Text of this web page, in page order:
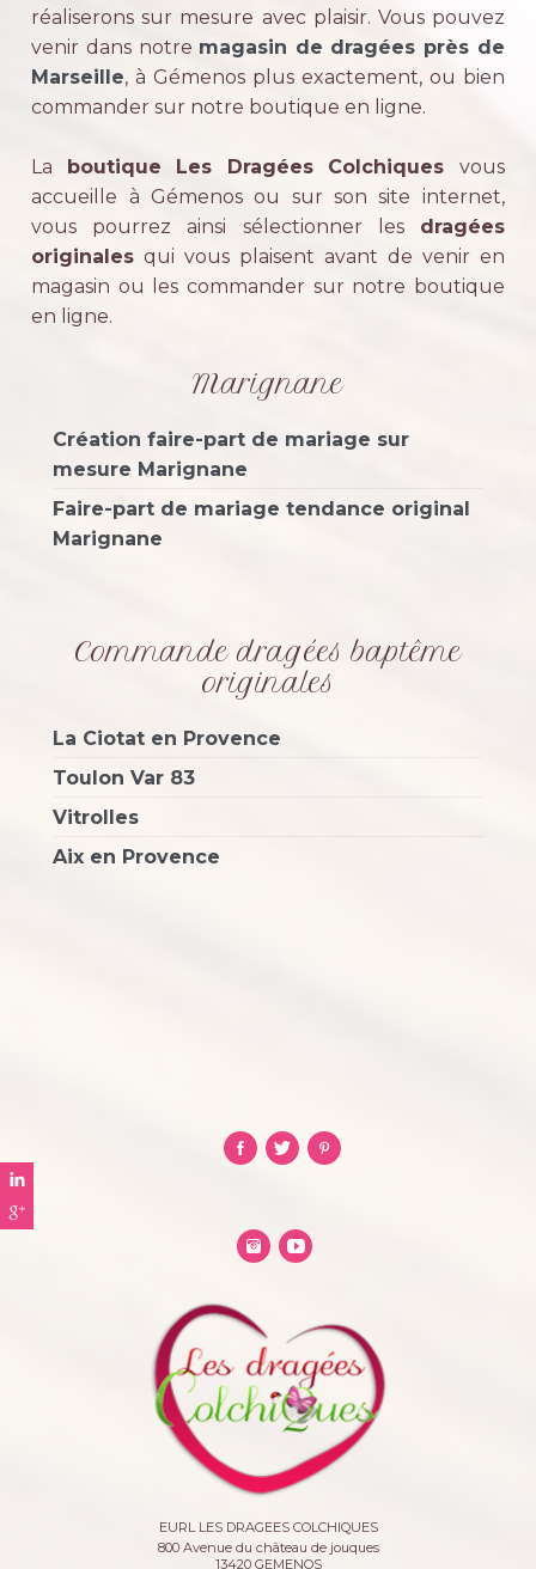
réaliserons sur mesure avec plaisir. Vous pouvez
venir dans notre magasin de dragées près de
Marseille, à Gémenos plus exactement, ou bien
commander sur notre boutique en ligne.
La boutique Les Dragées Colchiques vous
accueille à Gémenos ou sur son site internet,
vous pourrez ainsi sélectionner les dragées
originales qui vous plaisent avant de venir en
magasin ou les commander sur notre boutique
en ligne.
Marignane
Création faire-part de mariage sur
mesure Marignane
Faire-part de mariage tendance original
Marignane
Commande dragées baptême
originales
La Ciotat en Provence
Toulon Var 83
Vitrolles
Aix en Provence
EURL LES DRAGEES COLCHIQUES
800 Avenue du château de jouques
13420 GEMENOS